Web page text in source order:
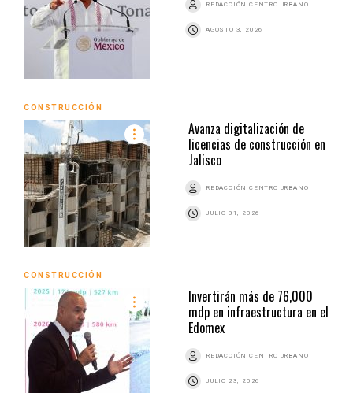
REDACCIÓN CENTRO URBANO
AGOSTO 3, 2026
CONSTRUCCIÓN
Avanza digitalización de
licencias de construcción en
Jalisco
REDACCIÓN CENTRO URBANO
JULIO 31, 2026
CONSTRUCCIÓN
Invertirán más de 76,000
mdp en infraestructura en el
Edomex
REDACCIÓN CENTRO URBANO
JULIO 23, 2026